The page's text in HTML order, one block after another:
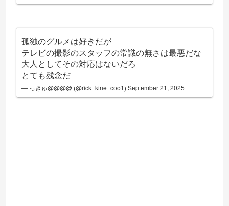
孤独のグルメは好きだが
テレビの撮影のスタッフの常識の無さは最悪だな
大人としてその対応はないだろ
とても残念だ
— っきゅ@@@@ (@rick_kine_coo1)September 21, 2025